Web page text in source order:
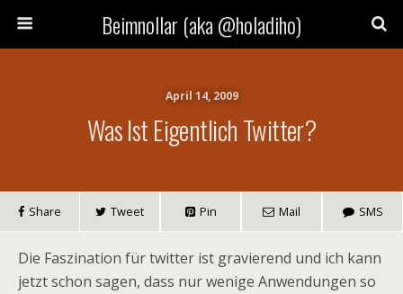
Beimnollar (aka @holadiho)
April 14, 2009
Was Ist Eigentlich Twitter?
Share Tweet Pin Mail SMS
Die Faszination für twitter ist gravierend und ich kann
jetzt schon sagen, dass nur wenige Anwendungen so